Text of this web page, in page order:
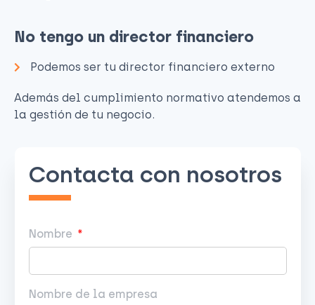
No tengo un director financiero
Podemos ser tu director financiero externo
Además del cumplimiento normativo atendemos a
la gestión de tu negocio.
Contacta con nosotros
Nombre
Nombre de la empresa